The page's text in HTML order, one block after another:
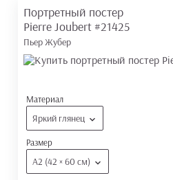
Портретный постер
Pierre Joubert #21425
Пьер Жубер
Материал
Яркий глянец
Размер
А2 (42 × 60 см)